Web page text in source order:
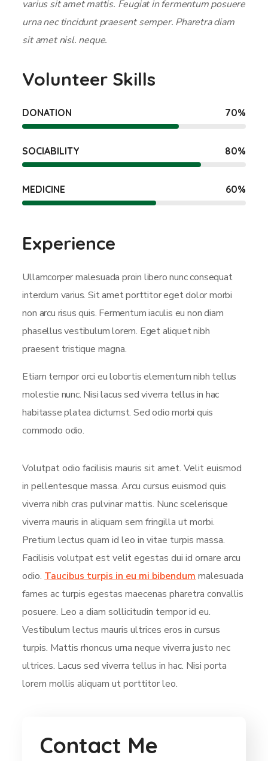
varius sit amet mattis. Feugiat in fermentum posuere
urna nec tincidunt praesent semper. Pharetra diam
sit amet nisl. neque.
Volunteer Skills
DONATION 70%
SOCIABILITY 80%
MEDICINE 60%
Experience
Ullamcorper malesuada proin libero nunc consequat
interdum varius. Sit amet porttitor eget dolor morbi
non arcu risus quis. Fermentum iaculis eu non diam
phasellus vestibulum lorem. Eget aliquet nibh
praesent tristique magna.
Etiam tempor orci eu lobortis elementum nibh tellus
molestie nunc. Nisi lacus sed viverra tellus in hac
habitasse platea dictumst. Sed odio morbi quis
commodo odio.
Volutpat odio facilisis mauris sit amet. Velit euismod
in pellentesque massa. Arcu cursus euismod quis
viverra nibh cras pulvinar mattis. Nunc scelerisque
viverra mauris in aliquam sem fringilla ut morbi.
Pretium lectus quam id leo in vitae turpis massa.
Facilisis volutpat est velit egestas dui id ornare arcu
odio. Taucibus turpis in eu mi bibendum malesuada
fames ac turpis egestas maecenas pharetra convallis
posuere. Leo a diam sollicitudin tempor id eu.
Vestibulum lectus mauris ultrices eros in cursus
turpis. Mattis rhoncus urna neque viverra justo nec
ultrices. Lacus sed viverra tellus in hac. Nisi porta
lorem mollis aliquam ut porttitor leo.
Contact Me